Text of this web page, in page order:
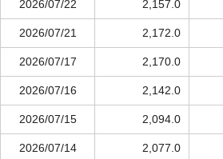
2026/07/22 2,157.0
2026/07/21 2,172.0
2026/07/17 2,170.0
2026/07/16 2,142.0
2026/07/15 2,094.0
2026/07/14 2,077.0